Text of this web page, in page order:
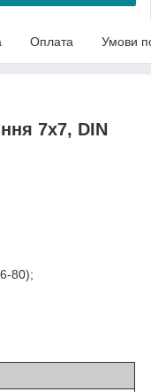
Оплата Умови
7х7, DIN
80);